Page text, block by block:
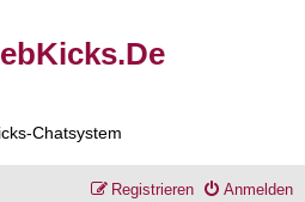
Chatsystem
Anmelden
Registrieren